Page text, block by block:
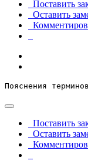
Поставить
Оставить
Пояснения
Поставить
Оставить